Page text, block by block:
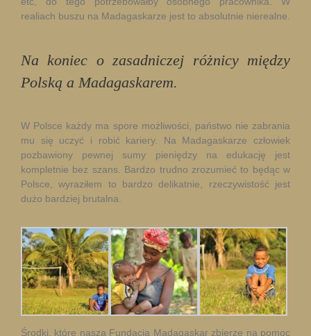
realiach buszu na Madagaskarze jest to absolutnie nierealne.
Na koniec o zasadniczej różnicy między
Polską a Madagaskarem.
W Polsce każdy ma spore możliwości, państwo nie zabrania
mu się uczyć i robić kariery. Na Madagaskarze człowiek
pozbawiony pewnej sumy pieniędzy na edukację jest
kompletnie bez szans. Bardzo trudno zrozumieć to będąc w
Polsce, wyraziłem to bardzo delikatnie, rzeczywistość jest
dużo bardziej brutalna.
Środki, które nasza Fundacja Madagaskar zbierze na pomoc